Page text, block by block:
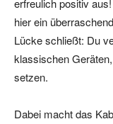
erfreulich positiv
hier ein
Lücke schließt: Du
klassischen
setzen.
Dabei macht das